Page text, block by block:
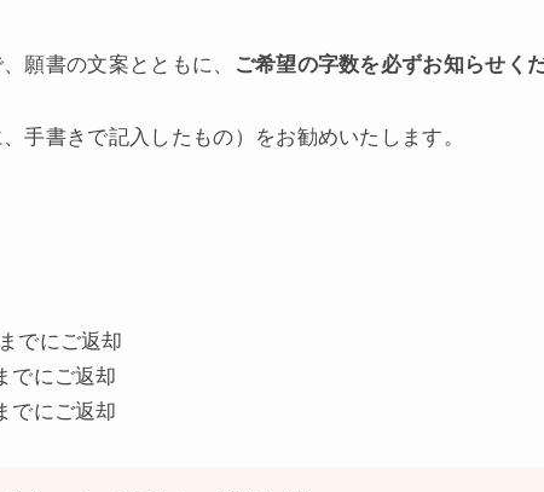
願書の文案とともに、
ご希望の字数を必ずお知らせく
手書きで記入したもの）をお勧めいたします。
でにご返却
でにご返却
でにご返却